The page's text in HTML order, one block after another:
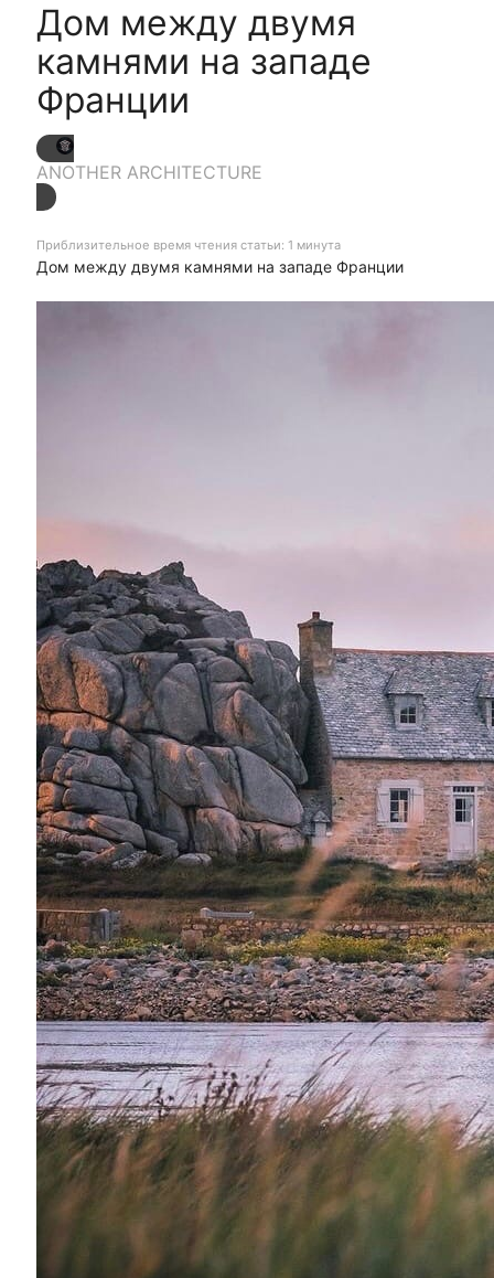
Дом между двумя
камнями на западе
Франции
ANOTHER ARCHITECTURE
Приблизительное время чтения статьи: 1 минута
Дом между двумя камнями на западе Франции